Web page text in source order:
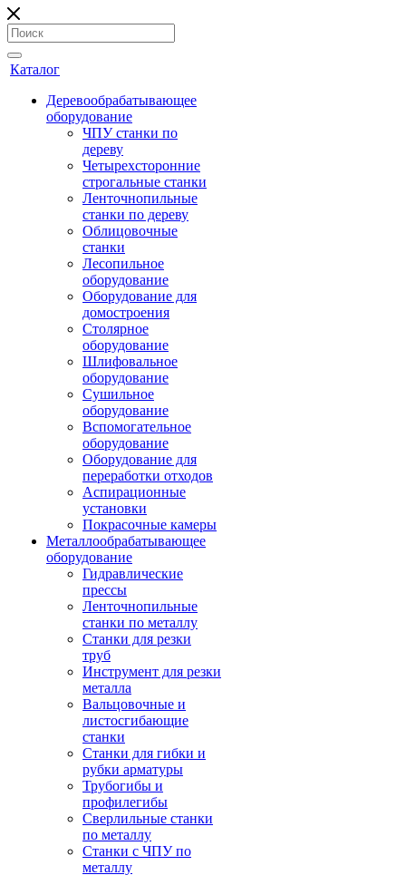
Каталог
Деревообрабатывающее
оборудование
ЧПУ станки по
дереву
Четырехсторонние
строгальные станки
Ленточнопильные
станки по дереву
Облицовочные
станки
Лесопильное
оборудование
Оборудование для
домостроения
Столярное
оборудование
Шлифовальное
оборудование
Сушильное
оборудование
Вспомогательное
оборудование
Оборудование для
переработки отходов
Аспирационные
установки
Покрасочные камеры
Металлообрабатывающее
оборудование
Гидравлические
прессы
Ленточнопильные
станки по металлу
Станки для резки
труб
Инструмент для резки
металла
Вальцовочные и
листосгибающие
станки
Станки для гибки и
рубки арматуры
Трубогибы и
профилегибы
Сверлильные станки
по металлу
Станки с ЧПУ по
металлу